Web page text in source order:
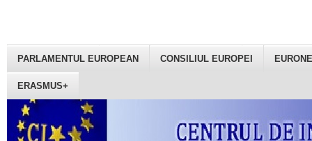
PARLAMENTUL EUROPEAN CONSILIUL EUROPEI
ERASMUS+